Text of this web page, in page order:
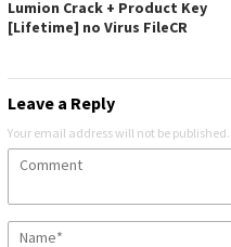
Lumion Crack + Product Key
[Lifetime] no Virus FileCR
Leave a Reply
Your email address will not be published.